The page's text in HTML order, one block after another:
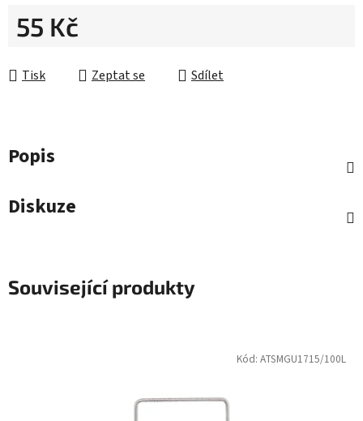
55 Kč
Tisk
Zeptat se Sdílet
Popis
Diskuze
Související produkty
Kód: ATSMGU1715/100L